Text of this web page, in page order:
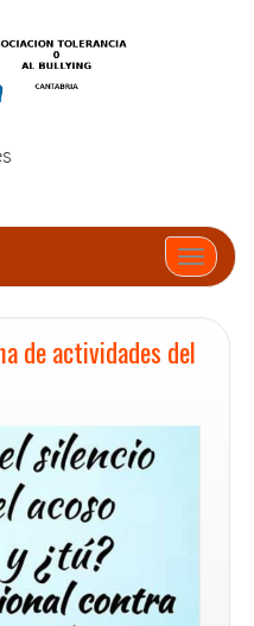
de actividades del